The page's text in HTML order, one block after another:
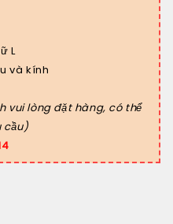
L
và kính
vui lòng đặt hàng, có thể
cầu)